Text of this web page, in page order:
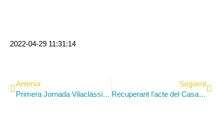
2022-04-29 11:31:14
Anterior
Primera Jornada Vilaclàssiques
Següent
Recuperant l’acte del Casal, l’Eugeni va posar punt final a la Setmana Cultural 2022